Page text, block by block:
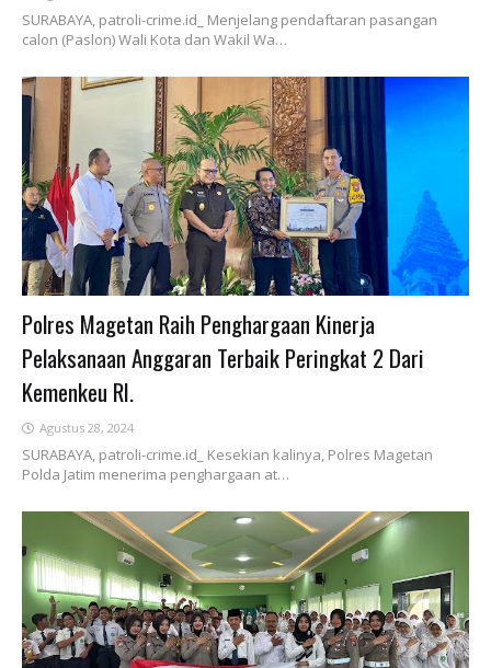
SURABAYA, patroli-crime.id_ Menjelang pendaftaran pasangan
calon (Paslon) Wali Kota dan Wakil Wa…
Polres Magetan Raih Penghargaan Kinerja
Pelaksanaan Anggaran Terbaik Peringkat 2 Dari
Kemenkeu RI.
Agustus 28, 2024
SURABAYA, patroli-crime.id_ Kesekian kalinya, Polres Magetan
Polda Jatim menerima penghargaan at…